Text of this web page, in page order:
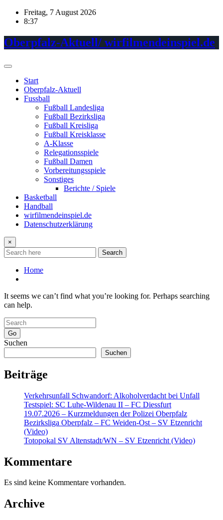
Skip
Freitag, 7 August 2026
8:37
Oberpfalz-Aktuell/ wirfilmendeinspiel.de
Start
Oberpfalz-Aktuell
Fussball
Fußball Landesliga
Fußball Bezirksliga
Fußball Kreisliga
Fußball Kreisklasse
A-Klasse
Relegationsspiele
Fußball Damen
Vorbereitungsspiele
Sonstiges
Berichte / Spiele
Basketball
Handball
wirfilmendeinspiel.de
Datenschutzerklärung
×
Search
Home
It seems we can’t find what you’re looking for. Perhaps searching
can help.
Go
Suchen
Suchen
Beiträge
Verkehrsunfall Schwandorf: Alkoholverdacht bei Unfall
Testspiel: SC Luhe-Wildenau II – FC Diessfurt
19.07.2026 – Kurzmeldungen der Polizei Oberpfalz
Bezirksliga Oberpfalz – FC Weiden-Ost – SV Etzenricht
(Video)
Totopokal SV Altenstadt/WN – SV Etzenricht (Video)
Kommentare
Es sind keine Kommentare vorhanden.
Archive